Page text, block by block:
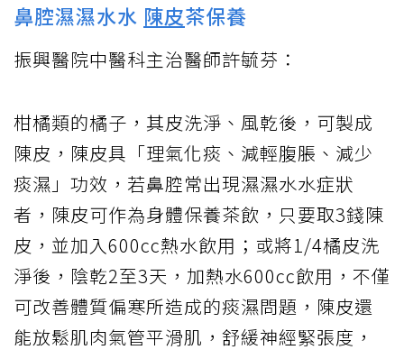
鼻腔濕濕水水 陳皮茶保養
振興醫院中醫科主治醫師許毓芬：
柑橘類的橘子，其皮洗淨、風乾後，可製成
陳皮，陳皮具「理氣化痰、減輕腹脹、減少
痰濕」功效，若鼻腔常出現濕濕水水症狀
者，陳皮可作為身體保養茶飲，只要取3錢陳
皮，並加入600cc熱水飲用；或將1/4橘皮洗
淨後，陰乾2至3天，加熱水600cc飲用，不僅
可改善體質偏寒所造成的痰濕問題，陳皮還
能放鬆肌肉氣管平滑肌，舒緩神經緊張度，